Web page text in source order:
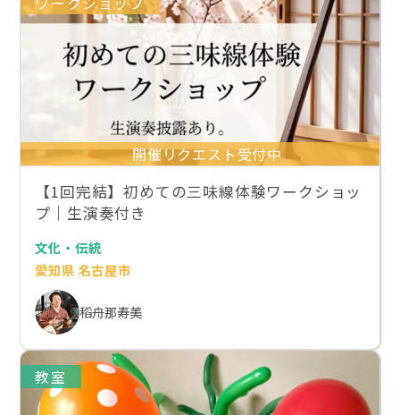
開催リクエスト受付中
【1回完結】初めての三味線体験ワークショッ
プ｜生演奏付き
文化・伝統
愛知県 名古屋市
稻舟那寿美
教室